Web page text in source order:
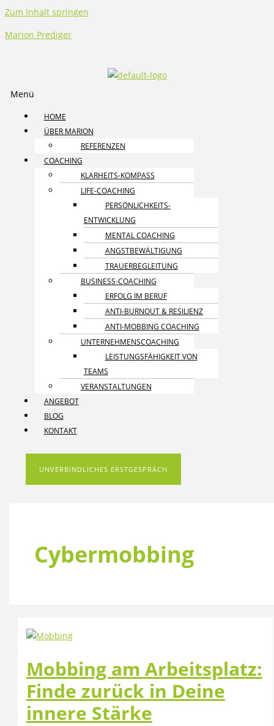
Zum Inhalt springen
Marion Prediger
Menü
HOME
ÜBER MARION
REFERENZEN
COACHING
KLARHEITS-KOMPASS
LIFE-COACHING
PERSÖNLICHKEITS­
ENTWICKLUNG
MENTAL COACHING
ANGST­BEWÄLTIGUNG
TRAUER­BEGLEITUNG
BUSINESS-COACHING
ERFOLG IM BERUF
ANTI-BURNOUT & RESILIENZ
ANTI-MOBBING COACHING
UNTERNEHMENS­COACHING
LEISTUNGSFÄHIGKEIT VON
TEAMS
VERANSTALTUNGEN
ANGEBOT
BLOG
KONTAKT
UNVERBINDLICHES ERSTGESPRÄCH
Cybermobbing
Mobbing am Arbeitsplatz:
Finde zurück in Deine
innere Stärke